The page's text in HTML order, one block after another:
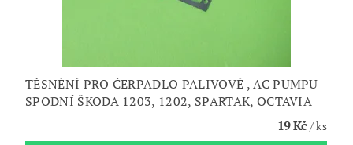
TĚSNĚNÍ PRO ČERPADLO PALIVOVÉ , AC PUMPU
SPODNÍ ŠKODA 1203, 1202, SPARTAK, OCTAVIA
19 Kč/ ks